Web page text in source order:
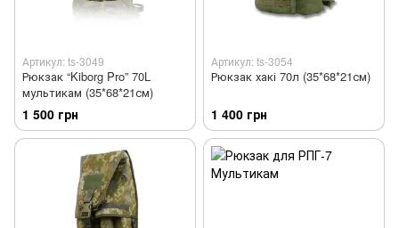
Артикул: ts-3049
Рюкзак “Kiborg Pro” 70L
мультикам (35*68*21см)
1 500 грн
Артикул: ts-3054
Рюкзак хакі 70л (35*68*21см)
1 400 грн